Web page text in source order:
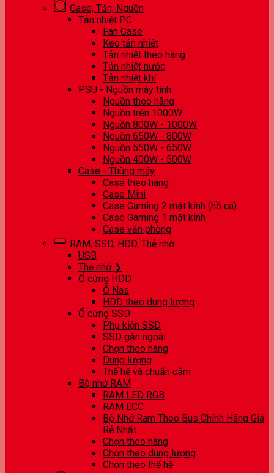
Case, Tản, Nguồn
Tản nhiệt PC
Fan Case
Keo tản nhiệt
Tản nhiệt theo hãng
Tản nhiệt nước
Tản nhiệt khí
PSU - Nguồn máy tính
Nguồn theo hãng
Nguồn trên 1000W
Nguồn 800W - 1000W
Nguồn 650W - 800W
Nguồn 550W - 650W
Nguồn 400W - 500W
Case - Thùng máy
Case theo hãng
Case Mini
Case Gaming 2 mặt kính (hồ cá)
Case Gaming 1 mặt kính
Case văn phòng
RAM, SSD, HDD, Thẻ nhớ
USB
Thẻ nhớ ❯
Ổ cứng HDD
Ổ Nas
HDD theo dung lượng
Ổ cứng SSD
Phụ kiện SSD
SSD gắn ngoài
Chọn theo hãng
Dung lượng
Thế hệ và chuẩn cắm
Bộ nhớ RAM
RAM LED RGB
RAM ECC
Bộ Nhớ Ram Theo Bus Chính Hãng Giá
Rẻ Nhất
Chọn theo hãng
Chọn theo dung lượng
Chọn theo thế hệ